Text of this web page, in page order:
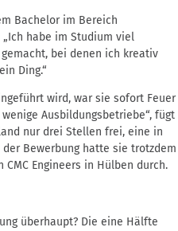
Bachelor im Bereich
habe im Studium viel
bei denen ich kreativ
Ding.“
wird, war sie sofort Feuer
Ausbildungsbetriebe“, fügt
nur drei Stellen frei, eine in
Bewerbung hatte sie trotzdem
Engineers in Hülben durch.
überhaupt? Die eine Hälfte